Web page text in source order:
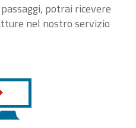
potrai ricevere
nel nostro servizio